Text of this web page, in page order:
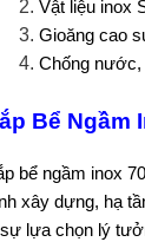
Vật liệu inox
Gioăng cao
Chống nước,
Bể Ngầm
bể ngầm inox
xây dựng, hạ
lựa chọn lý